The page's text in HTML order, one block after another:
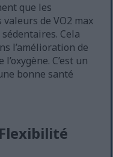
que les
de VO2 max
Cela
l’amélioration de
C’est un
bonne santé